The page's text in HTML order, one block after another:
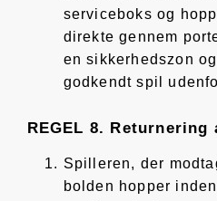
serviceboks og
direkte gennem
en sikkerhedszon
godkendt spil
REGEL 8. Returnering
Spilleren, der
bolden hopper